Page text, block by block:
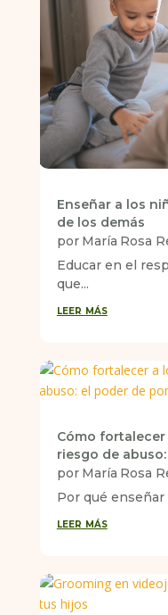
Enseñar a los
de los demás
por María Rosa
Educar en el
que...
leer más
Cómo
riesgo de
por María Rosa
Por qué enseñar
leer más